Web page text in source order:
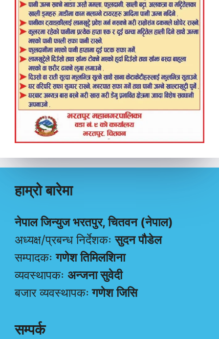
हाम्रो बारेमा
नेपाल जिन्युज भरतपुर, चितवन (नेपाल)
अध्यक्ष/प्रबन्ध निर्देशकःसुदन पौडेल
सम्पादकःगणेश तिमिलशिना
व्यवस्थापकः अन्जना सुवेदी
बजार व्यवस्थापकः गणेश जिसि
सम्पर्क